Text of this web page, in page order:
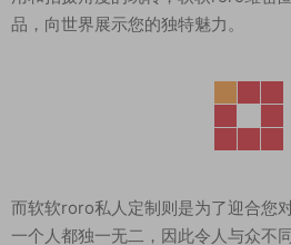
品，向世界展示您的独特魅力。
而软软roro私人定制则是为了迎合您
一个人都独一无二，因此令人与众不